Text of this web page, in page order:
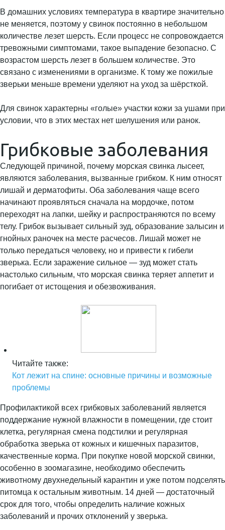
В домашних условиях температура в квартире значительно
не меняется, поэтому у свинок постоянно в небольшом
количестве лезет шерсть. Если процесс не сопровождается
тревожными симптомами, такое выпадение безопасно. С
возрастом шерсть лезет в большем количестве. Это
связано с изменениями в организме. К тому же пожилые
зверьки меньше времени уделяют на уход за шёрсткой.
Для свинок характерны «голые» участки кожи за ушами при
условии, что в этих местах нет шелушения или ранок.
Грибковые заболевания
Следующей причиной, почему морская свинка лысеет,
являются заболевания, вызванные грибком. К ним относят
лишай и дерматофиты. Оба заболевания чаще всего
начинают проявляться сначала на мордочке, потом
переходят на лапки, шейку и распространяются по всему
телу. Грибок вызывает сильный зуд, образование залысин и
гнойных раночек на месте расчесов. Лишай может не
только передаться человеку, но и привести к гибели
зверька. Если заражение сильное — зуд может стать
настолько сильным, что морская свинка теряет аппетит и
погибает от истощения и обезвоживания.
Читайте также:
Кот лежит на спине: основные причины и возможные
проблемы
Профилактикой всех грибковых заболеваний является
поддержание нужной влажности в помещении, где стоит
клетка, регулярная смена подстилки и регулярная
обработка зверька от кожных и кишечных паразитов,
качественные корма. При покупке новой морской свинки,
особенно в зоомагазине, необходимо обеспечить
животному двухнедельный карантин и уже потом подселять
питомца к остальным животным. 14 дней — достаточный
срок для того, чтобы определить наличие кожных
заболеваний и прочих отклонений у зверька.